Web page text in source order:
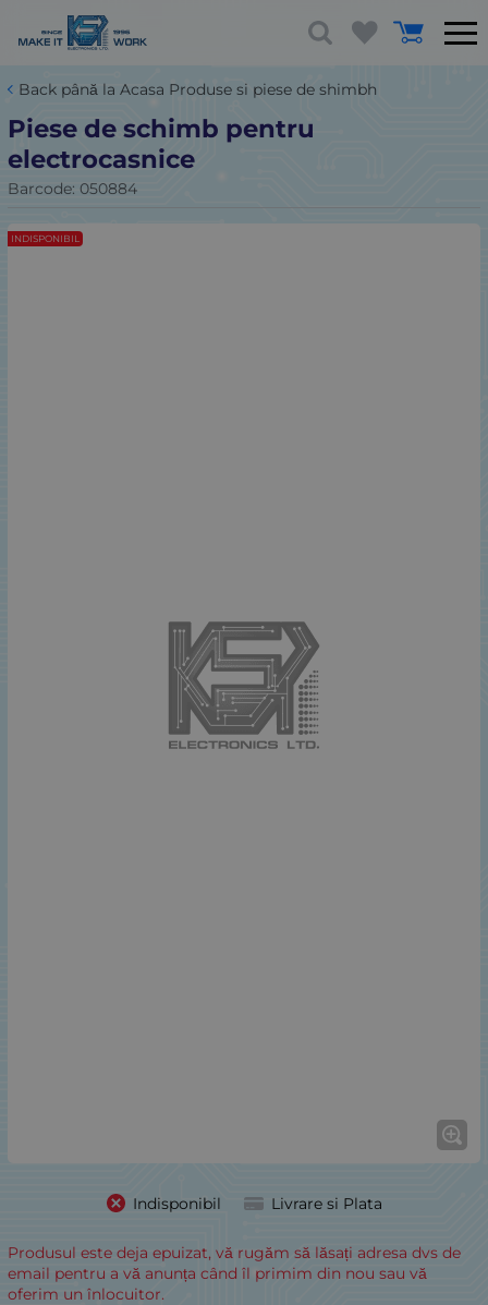
Back până la Acasa Produse si piese de shimbh
Piese de schimb pentru
electrocasnice
Barcode: 050884
INDISPONIBIL
Indisponibil Livrare si Plata
Produsul este deja epuizat, vă rugăm să lăsați adresa dvs de
email pentru a vă anunța când îl primim din nou sau vă
oferim un înlocuitor.